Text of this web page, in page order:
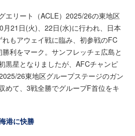
エリート（ACLE）2025/26の東地区
月21日(火)、22日(水)に行われ、日本
もアウェイ戦に臨み、初参戦のFC
利をマーク。サンフレッチェ広島と
黒星となりましたが、AFCチャンピ
26東地区グループステージのガン
めて、3戦全勝でグループF首位をキ
港に快勝